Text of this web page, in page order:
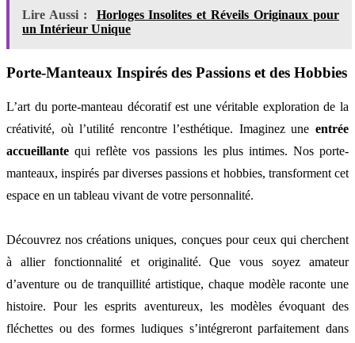
Lire Aussi :
Horloges Insolites et Réveils Originaux pour
un Intérieur Unique
Porte-Manteaux Inspirés des Passions et des Hobbies
L’art du porte-manteau décoratif est une véritable exploration de la
créativité, où l’utilité rencontre l’esthétique. Imaginez une entrée
accueillante qui reflète vos passions les plus intimes. Nos porte-
manteaux, inspirés par diverses passions et hobbies, transforment cet
espace en un tableau vivant de votre personnalité.
Découvrez nos créations uniques, conçues pour ceux qui cherchent
à allier fonctionnalité et originalité. Que vous soyez amateur
d’aventure ou de tranquillité artistique, chaque modèle raconte une
histoire. Pour les esprits aventureux, les modèles évoquant des
fléchettes ou des formes ludiques s’intégreront parfaitement dans